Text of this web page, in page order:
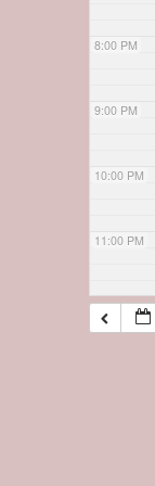
8:00 PM
9:00 PM
10:00 PM
11:00 PM